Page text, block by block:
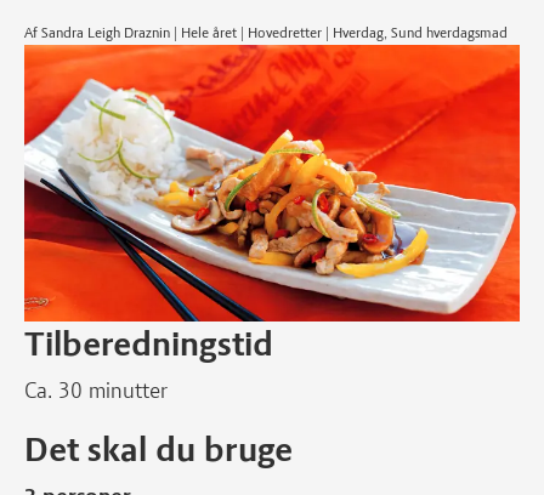
Af Sandra Leigh Draznin | Hele året | Hovedretter | Hverdag, Sund hverdagsmad
Tilberedningstid
Ca. 30 minutter
Det skal du bruge